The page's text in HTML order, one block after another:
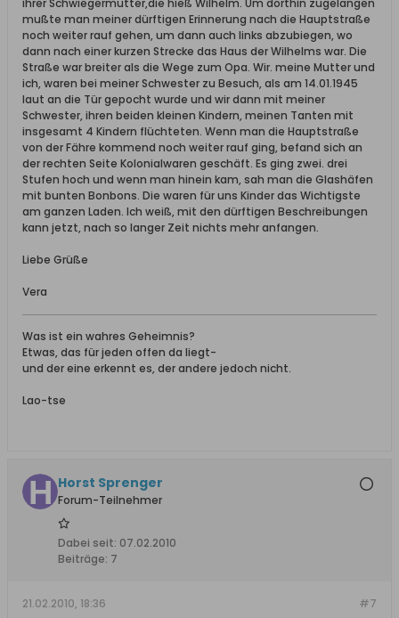
ihrer Schwiegermutter,die hieß Wilhelm. Um dorthin zugelangen
mußte man meiner dürftigen Erinnerung nach die Hauptstraße
noch weiter rauf gehen, um dann auch links abzubiegen, wo
dann nach einer kurzen Strecke das Haus der Wilhelms war. Die
Straße war breiter als die Wege zum Opa. Wir. meine Mutter und
ich, waren bei meiner Schwester zu Besuch, als am 14.01.1945
laut an die Tür gepocht wurde und wir dann mit meiner
Schwester, ihren beiden kleinen Kindern, meinen Tanten mit
insgesamt 4 Kindern flüchteten. Wenn man die Hauptstraße
von der Fähre kommend noch weiter rauf ging, befand sich an
der rechten Seite Kolonialwaren geschäft. Es ging zwei. drei
Stufen hoch und wenn man hinein kam, sah man die Glashäfen
mit bunten Bonbons. Die waren für uns Kinder das Wichtigste
am ganzen Laden. Ich weiß, mit den dürftigen Beschreibungen
kann jetzt, nach so langer Zeit nichts mehr anfangen.
Liebe Grüße
Vera
Was ist ein wahres Geheimnis?
Etwas, das für jeden offen da liegt-
und der eine erkennt es, der andere jedoch nicht.
Lao-tse
Horst Sprenger
Forum-Teilnehmer
Dabei seit: 07.02.2010
Beiträge: 7
#7
21.02.2010, 18:36